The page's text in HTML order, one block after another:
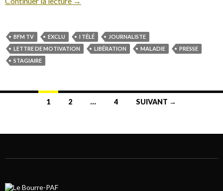
BFM TV EXCLU I TÉLÉ
JOURNALISTE
LETTRE DE MOTIVATION
LIBÉRATION MALADIE
PRESSE
STAGIAIRE
1 2 … 4 SUIVANT →